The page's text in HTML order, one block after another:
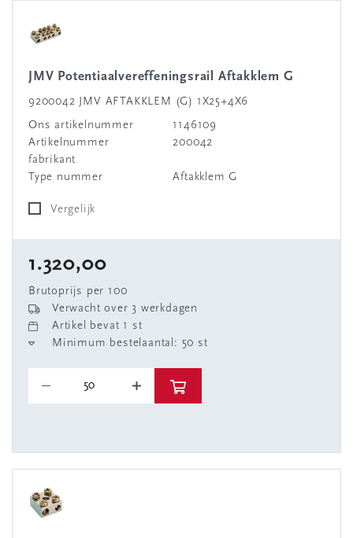
JMV Potentiaalvereffeningsrail Aftakklem G
9200042 JMV AFTAKKLEM (G) 1X25+4X6
Ons artikelnummer
1146109
Artikelnummer
fabrikant
200042
Type nummer Aftakklem G
Vergelijk
1.320,00
Brutoprijs per 100
Verwacht over 3 werkdagen
Artikel bevat 1 st
Minimum bestelaantal: 50 st